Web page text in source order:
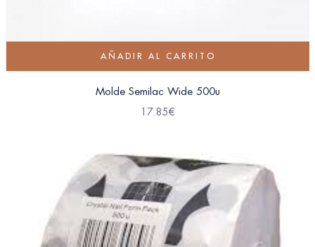
AÑADIR AL CARRITO
Molde Semilac Wide 500u
17.85€